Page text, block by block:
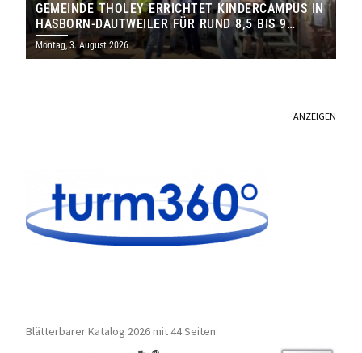
GEMEINDE THOLEY ERRICHTET KINDERCAMPUS IN
HASBORN-DAUTWEILER FÜR RUND 8,5 BIS 9
MILLIONEN EURO
Montag, 3. August 2026
ANZEIGEN
Blätterbarer Katalog 2026 mit 44 Seiten: